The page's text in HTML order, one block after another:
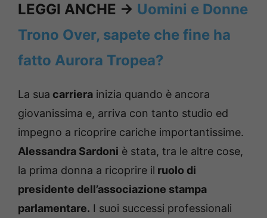
LEGGI ANCHE -> Uomini e Donne
Trono Over, sapete che fine ha
fatto Aurora Tropea?
La sua carriera inizia quando è ancora
giovanissima e, arriva con tanto studio ed
impegno a ricoprire cariche importantissime.
Alessandra Sardoni è stata, tra le altre cose,
la prima donna a ricoprire il ruolo di
presidente dell’associazione stampa
parlamentare. I suoi successi professionali